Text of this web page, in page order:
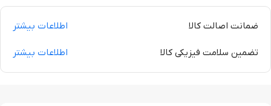
ضمانت اصالت کالا اطلاعات بیشتر
تضمین سلامت فیزیکی کالا اطلاعات بیشتر